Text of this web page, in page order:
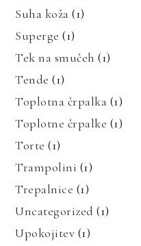
Suha koža (1)
Superge (1)
Tek na smučeh (1)
Tende (1)
Toplotna črpalka (1)
Toplotne črpalke (1)
Torte (1)
Trampolini (1)
Trepalnice (1)
Uncategorized (1)
Upokojitev (1)